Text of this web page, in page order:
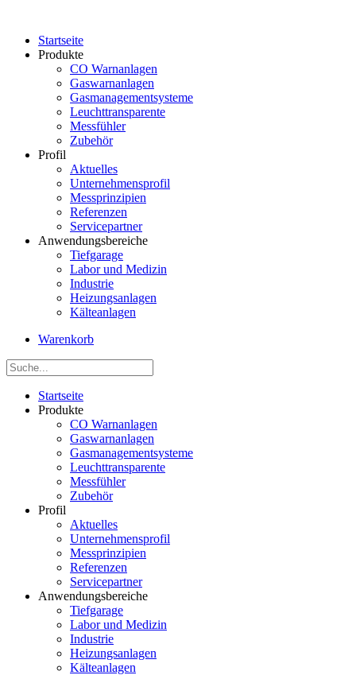
Startseite
Produkte
CO Warnanlagen
Gaswarnanlagen
Gasmanagementsysteme
Leuchttransparente
Messfühler
Zubehör
Profil
Aktuelles
Unternehmensprofil
Messprinzipien
Referenzen
Servicepartner
Anwendungsbereiche
Tiefgarage
Labor und Medizin
Industrie
Heizungsanlagen
Kälteanlagen
Warenkorb
Startseite
Produkte
CO Warnanlagen
Gaswarnanlagen
Gasmanagementsysteme
Leuchttransparente
Messfühler
Zubehör
Profil
Aktuelles
Unternehmensprofil
Messprinzipien
Referenzen
Servicepartner
Anwendungsbereiche
Tiefgarage
Labor und Medizin
Industrie
Heizungsanlagen
Kälteanlagen